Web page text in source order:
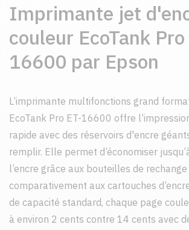
Imprimante jet
couleur EcoTank Pro
16600 par Epson
L’imprimante multifonctions grand
EcoTank Pro ET-16600 offre
rapide avec des réservoirs d'encre
remplir. Elle permet d’économiser
l’encre grâce aux bouteilles de
comparativement aux cartouches
de capacité standard, chaque page
à environ 2 cents contre 14 cents avec